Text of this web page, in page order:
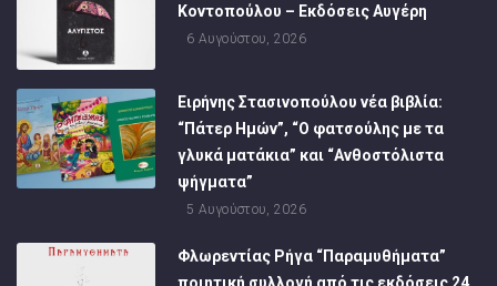
Κοντοπούλου – Εκδόσεις Αυγέρη
6 Αυγούστου, 2026
Ειρήνης Στασινοπούλου νέα βιβλία:
“Πάτερ Ημών”, “Ο φατσούλης με τα
γλυκά ματάκια” και “Ανθοστόλιστα
ψήγματα”
5 Αυγούστου, 2026
Φλωρεντίας Ρήγα “Παραμυθήματα”